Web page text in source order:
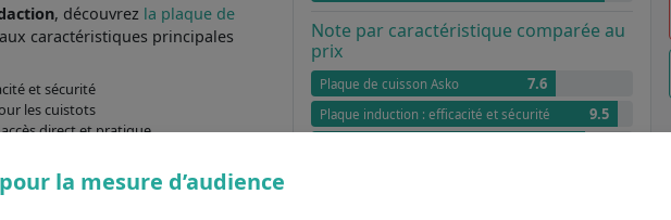
, découvrez la plaque de
aux caractéristiques principales
et sécurité
les cuistots
direct et pratique
et précision
W
Note par caractéristique comparée au
prix
Plaque de cuisson Asko 7.6
Plaque induction : efficacité et sécurité 9.5
la mesure d’audience